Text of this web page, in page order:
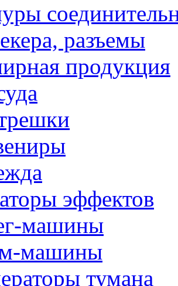
разъемы
продукция
эффектов
машины
машины
тумана